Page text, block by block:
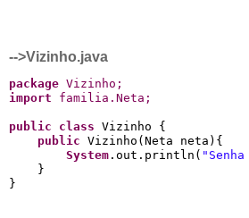
-->Vizinho.java
package Vizinho ;
import familia . Neta ;
public class Vizinho {
public Vizinho(Neta neta){
System .out.println(
    }